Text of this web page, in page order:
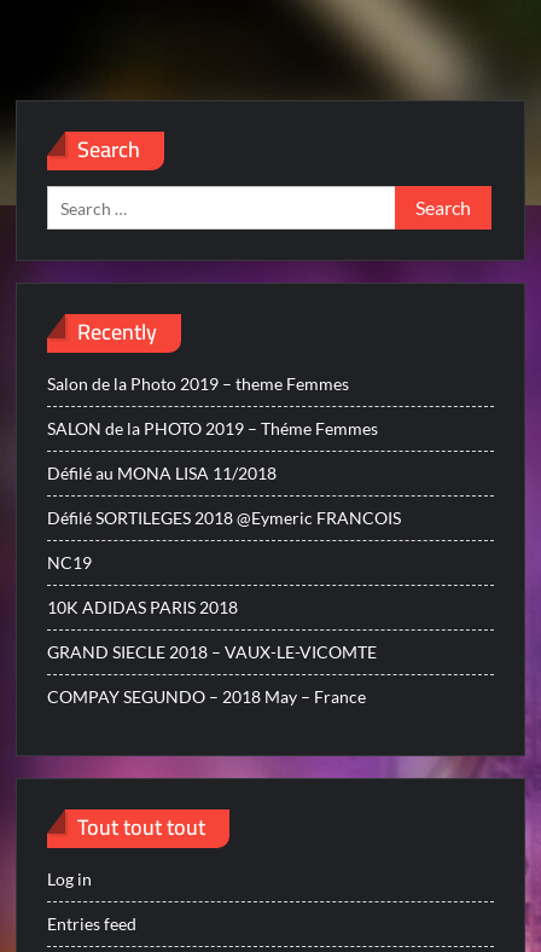
Search
Search
for:
Recently
Salon de la Photo 2019 – theme Femmes
SALON de la PHOTO 2019 – Théme Femmes
Défilé au MONA LISA 11/2018
Défilé SORTILEGES 2018 @Eymeric FRANCOIS
NC19
10K ADIDAS PARIS 2018
GRAND SIECLE 2018 – VAUX-LE-VICOMTE
COMPAY SEGUNDO – 2018 May – France
Tout tout tout
Log in
Entries feed